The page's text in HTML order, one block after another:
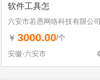
软件工具怎
六安市若愚网络科技有限公司
￥ 3000.00/个
安徽-六安市